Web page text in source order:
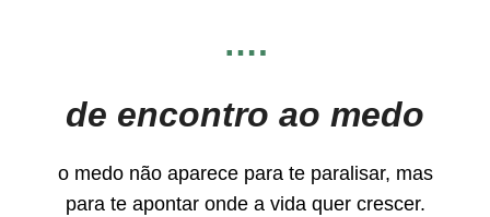
….
de encontro ao medo
o medo não aparece para te paralisar, mas
para te apontar onde a vida quer crescer.